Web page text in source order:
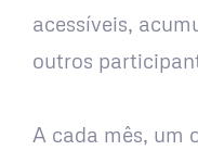
acessíveis,
outros
A cada mês, um